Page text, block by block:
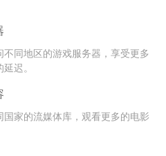
不同地区的游戏服务器，享受更多
迟。
国家的流媒体库，观看更多的电影